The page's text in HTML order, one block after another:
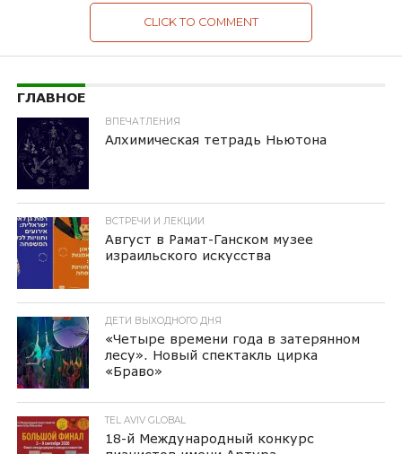
CLICK TO COMMENT
ГЛАВНОЕ
ВПЕЧАТЛЕНИЯ
Алхимическая тетрадь Ньютона
ВСТРЕЧИ И ЛЕКЦИИ
Август в Рамат-Ганском музее
израильского искусства
ДЕТИ ВЫХОДНОГО ДНЯ
«Четыре времени года в затерянном
лесу». Новый спектакль цирка
«Браво»
TEL AVIV GLOBAL
18-й Международный конкурс